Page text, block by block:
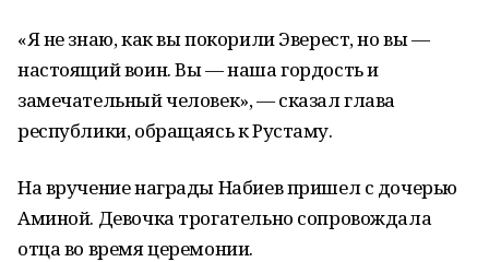
«Я не знаю, как вы покорили Эверест, но вы —
настоящий воин. Вы — наша гордость и
замечательный человек», — сказал глава
республики, обращаясь к Рустаму.
На вручение награды Набиев пришел с дочерью
Аминой. Девочка трогательно сопровождала
отца во время церемонии.